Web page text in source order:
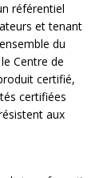
référentiel
et tenant
du
Centre de
certifié,
certifiées
aux